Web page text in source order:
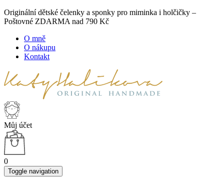
Originální dětské čelenky a sponky pro miminka i holčičky –
Poštovné ZDARMA nad 790 Kč
O mně
O nákupu
Kontakt
Můj účet
0
Toggle navigation